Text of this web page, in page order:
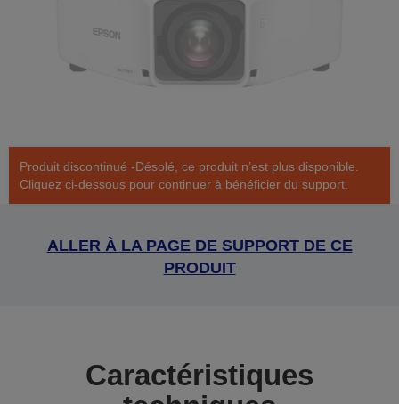
Produit discontinué -Désolé, ce produit n’est plus disponible.
Cliquez ci-dessous pour continuer à bénéficier du support.
ALLER À LA PAGE DE SUPPORT DE CE
PRODUIT
Caractéristiques